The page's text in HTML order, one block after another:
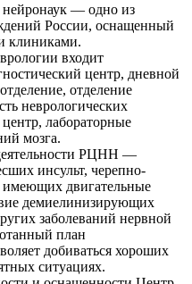
нейронаук — одно из
России, оснащенный
клиниками.
входит
центр, дневной
отделение
неврологических
лабораторные
мозга.
РЦНН —
инсульт, черепно-
двигательные
демиелинизирующих
заболеваний нервной
план
добиваться хороших
ситуациях.